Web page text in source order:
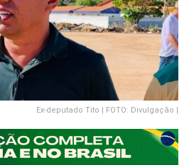
Ex-deputado Tito | FOTO: Divulgação |